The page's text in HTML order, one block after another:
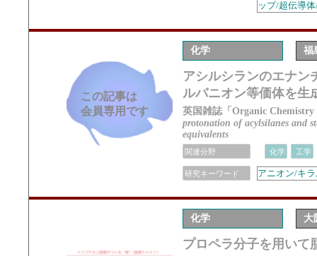
ップ/超伝導
この記事は
会員専用です
化学 福
アシルシランのエナン
ルバニオン等価体を生
英国雑誌「Organic
protonation of acylsilanes and
equivalents
関連分野 化学 工学
研究キーワード アニオン/キ
化学 大
プロペラ分子を用いて